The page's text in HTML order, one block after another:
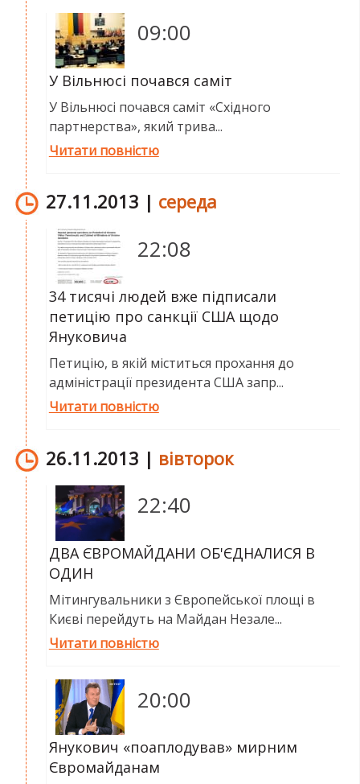
09:00
У Вільнюсі почався саміт
У Вільнюсі почався саміт «Східного
партнерства», який трива...
Читати повністю
27.11.2013 | середа
22:08
34 тисячі людей вже підписали
петицію про санкції США щодо
Януковича
Петицію, в якій міститься прохання до
адміністрації президента США запр...
Читати повністю
26.11.2013 | вівторок
22:40
ДВА ЄВРОМАЙДАНИ ОБ'ЄДНАЛИСЯ В
ОДИН
Мітингувальники з Європейської площі в
Києві перейдуть на Майдан Незале...
Читати повністю
20:00
Янукович «поаплодував» мирним
Євромайданам